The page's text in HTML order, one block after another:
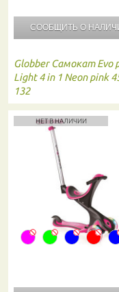
СООБЩИТЬ О
Globber Самокат Evo
Light 4 in 1 Neon pink
132
НЕТ В НАЛИЧИИ